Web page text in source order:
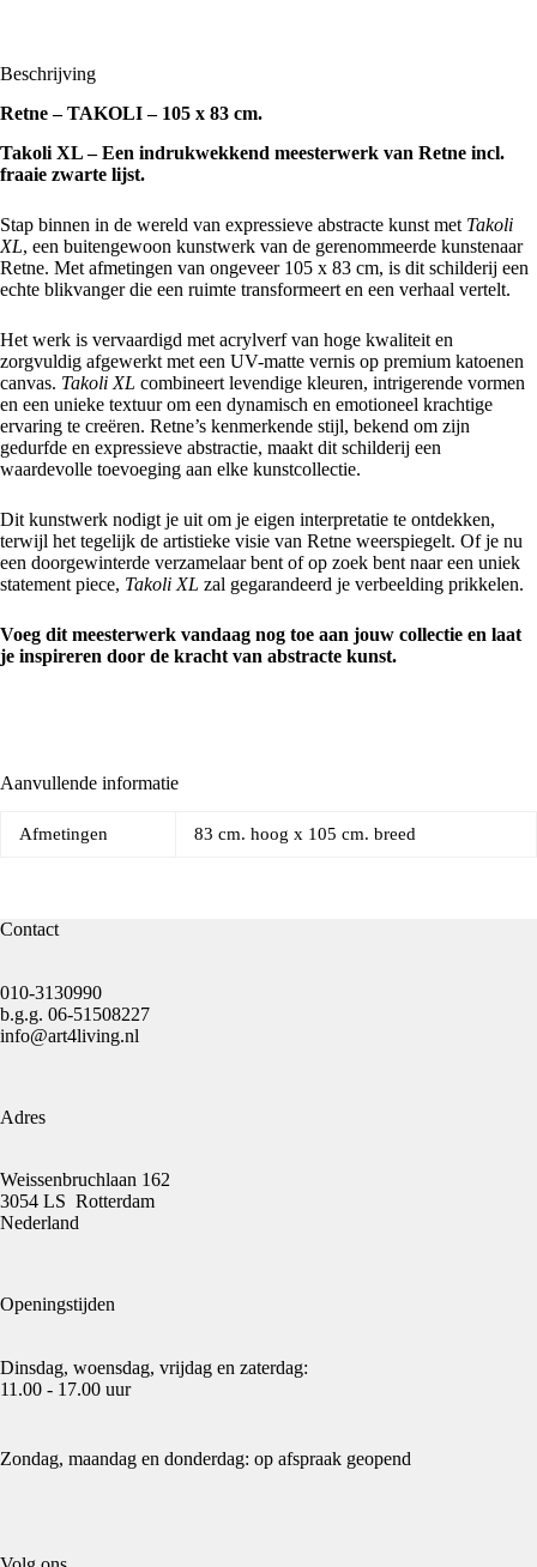
Beschrijving
Retne – TAKOLI – 105 x 83 cm.
Takoli XL – Een indrukwekkend meesterwerk van Retne incl.
fraaie zwarte lijst.
Stap binnen in de wereld van expressieve abstracte kunst met Takoli
XL, een buitengewoon kunstwerk van de gerenommeerde kunstenaar
Retne. Met afmetingen van ongeveer 105 x 83 cm, is dit schilderij een
echte blikvanger die een ruimte transformeert en een verhaal vertelt.
Het werk is vervaardigd met acrylverf van hoge kwaliteit en
zorgvuldig afgewerkt met een UV-matte vernis op premium katoenen
canvas. Takoli XL combineert levendige kleuren, intrigerende vormen
en een unieke textuur om een dynamisch en emotioneel krachtige
ervaring te creëren. Retne’s kenmerkende stijl, bekend om zijn
gedurfde en expressieve abstractie, maakt dit schilderij een
waardevolle toevoeging aan elke kunstcollectie.
Dit kunstwerk nodigt je uit om je eigen interpretatie te ontdekken,
terwijl het tegelijk de artistieke visie van Retne weerspiegelt. Of je nu
een doorgewinterde verzamelaar bent of op zoek bent naar een uniek
statement piece, Takoli XL zal gegarandeerd je verbeelding prikkelen.
Voeg dit meesterwerk vandaag nog toe aan jouw collectie en laat
je inspireren door de kracht van abstracte kunst.
Aanvullende informatie
Afmetingen 83 cm. hoog x 105 cm. breed
Contact
010-3130990
b.g.g. 06-51508227
info@art4living.nl
Adres
Weissenbruchlaan 162
3054 LS Rotterdam
Nederland
Openingstijden
Dinsdag, woensdag, vrijdag en zaterdag:
11.00 - 17.00 uur
Zondag, maandag en donderdag: op afspraak geopend